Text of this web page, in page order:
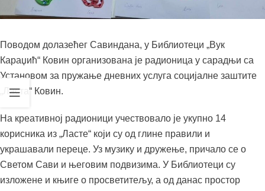
Поводом долазећег Савиндана, у Библиотеци „Вук
Караџић“ Ковин организована је радионица у сарадњи са
Установом за пружање дневних услуга социјалне заштите
„Ласта“ Ковин.
На креативној радионици учествовало је укупно 14
корисника из „Ласте“ који су од глине правили и
украшавали переце. Уз музику и дружење, причало се о
Светом Сави и његовим подвизима. У Библиотеци су
изложене и књиге о просветитељу, а од данас простор